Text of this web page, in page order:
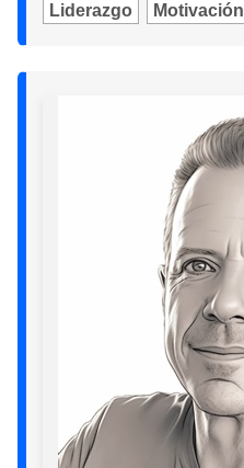
Liderazgo Motivación